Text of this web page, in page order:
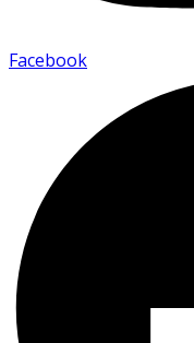
Facebook